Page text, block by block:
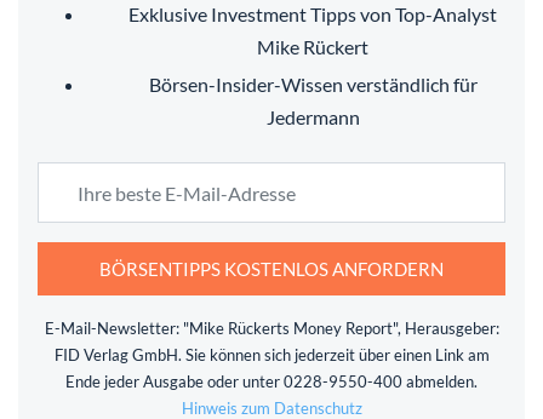
Exklusive Investment Tipps von Top-Analyst
Mike Rückert
Börsen-Insider-Wissen verständlich für
Jedermann
BÖRSENTIPPS KOSTENLOS ANFORDERN
E-Mail-Newsletter: "Mike Rückerts Money Report", Herausgeber:
FID Verlag GmbH. Sie können sich jederzeit über einen Link am
Ende jeder Ausgabe oder unter 0228-9550-400 abmelden.
Hinweis zum Datenschutz